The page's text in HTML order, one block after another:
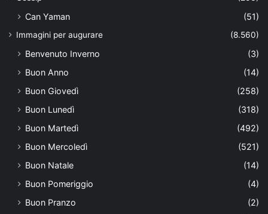
Can Yaman (51)
Immagini per augurare (8.560)
Benvenuto Inverno
(3)
Buon Anno
(14)
Buon Giovedì
(258)
Buon Lunedì
(318)
Buon Martedì
(492)
Buon Mercoledì
(521)
Buon Natale
(14)
Buon Pomeriggio
(4)
Buon Pranzo
(2)